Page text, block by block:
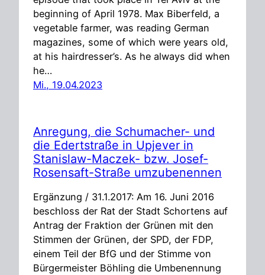
beginning of April 1978. Max Biberfeld, a
vegetable farmer, was reading German
magazines, some of which were years old,
at his hairdresser’s. As he always did when
he…
Mi., 19.04.2023
Anregung, die Schumacher- und
die Edertstraße in Upjever in
Stanislaw-Maczek- bzw. Josef-
Rosensaft-Straße umzubenennen
Ergänzung / 31.1.2017: Am 16. Juni 2016
beschloss der Rat der Stadt Schortens auf
Antrag der Fraktion der Grünen mit den
Stimmen der Grünen, der SPD, der FDP,
einem Teil der BfG und der Stimme von
Bürgermeister Böhling die Umbenennung